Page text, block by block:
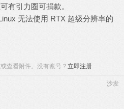
有引力圈可捐款。
无法使用 RTX 超级分辨率的
查看附件。没有账号？ 立即注册
沙发